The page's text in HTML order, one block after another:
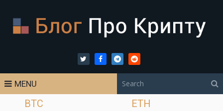
MENU
BTC ETH